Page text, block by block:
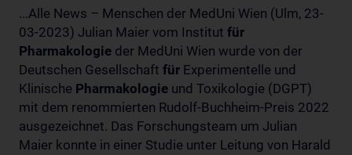
...Alle News – Menschen der MedUni Wien (Ulm, 23-
03-2023) Julian Maier vom Institut für
Pharmakologie der MedUni Wien wurde von der
Deutschen Gesellschaft für Experimentelle und
Klinische Pharmakologie und Toxikologie (DGPT)
mit dem renommierten Rudolf-Buchheim-Preis 2022
ausgezeichnet. Das Forschungsteam um Julian
Maier konnte in einer Studie unter Leitung von Harald